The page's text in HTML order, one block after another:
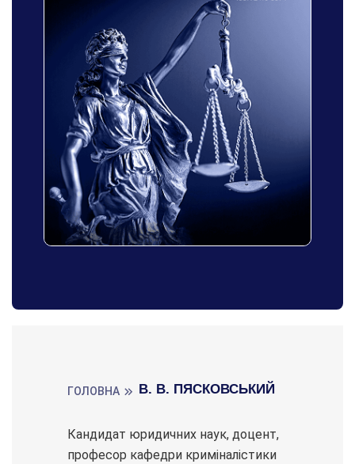
ГОЛОВНА В. В. ПЯСКОВСЬКИЙ
Кандидат юридичних наук, доцент,
професор кафедри криміналістики